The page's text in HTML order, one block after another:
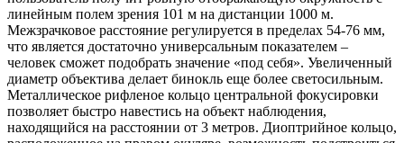
линейным полем зрения 101 м на дистанции 1000 м.
Межзрачковое расстояние регулируется в пределах 54-76 мм,
что является достаточно универсальным показателем –
человек сможет подобрать значение «под себя». Увеличенный
диаметр объектива делает бинокль еще более светосильным.
Металлическое рифленое кольцо центральной фокусировки
позволяет быстро навестись на объект наблюдения,
находящийся на расстоянии от 3 метров. Диоптрийное кольцо,